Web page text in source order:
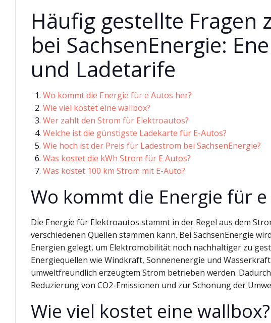
Häufig gestellte
bei SachsenEnergie:
und Ladetarife
Wo kommt die Energie für e Autos her?
Wie viel kostet eine wallbox?
Wer zahlt den Strom für Elektroautos?
Welche ist die günstigste Ladekarte für E-Autos?
Wie hoch ist der Preis für Ladestrom bei SachsenEnergie?
Was kostet die kWh Strom für E Autos?
Was kostet 100 km Strom mit E-Auto?
Wo kommt die Energie für
Die Energie für Elektroautos stammt in der Regel aus dem
verschiedenen Quellen stammen kann. Bei SachsenEnergie
Energien gelegt, um Elektromobilität noch nachhaltiger zu
Energiequellen wie Windkraft, Sonnenenergie und
umweltfreundlich erzeugtem Strom betrieben werden.
Reduzierung von CO2-Emissionen und zur Schonung der
Wie viel kostet eine wallbox?